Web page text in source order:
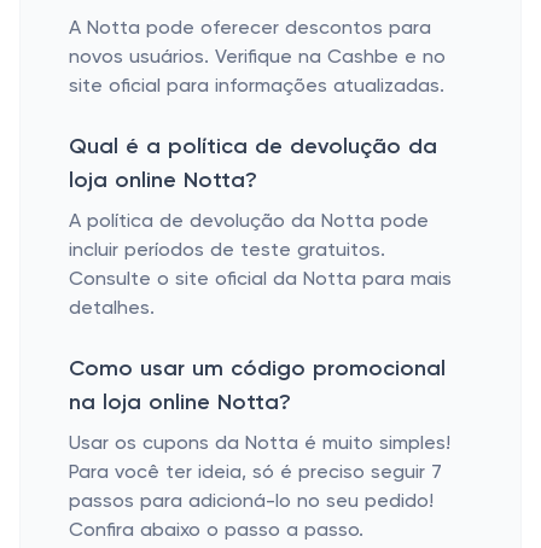
A Notta pode oferecer descontos para
novos usuários. Verifique na Cashbe e no
site oficial para informações atualizadas.
Qual é a política de devolução da
loja online Notta?
A política de devolução da Notta pode
incluir períodos de teste gratuitos.
Consulte o site oficial da Notta para mais
detalhes.
Como usar um código promocional
na loja online Notta?
Usar os cupons da Notta é muito simples!
Para você ter ideia, só é preciso seguir 7
passos para adicioná-lo no seu pedido!
Confira abaixo o passo a passo.